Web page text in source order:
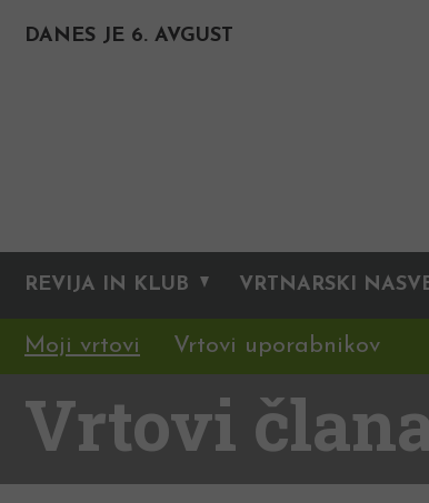
DANES JE 6. AVGUST
REVIJA IN KLUB VRTNARSKI
Moji vrtovi Vrtovi uporabnikov
Vrtovi